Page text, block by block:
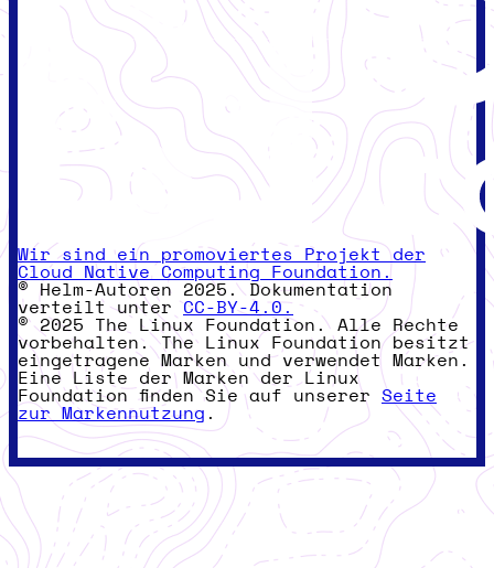
Wir sind ein promoviertes Projekt der
Cloud Native Computing Foundation.
© Helm-Autoren 2025. Dokumentation
verteilt unterCC-BY-4.0.
© 2025 The Linux Foundation. Alle Rechte
vorbehalten. The Linux Foundation besitzt
eingetragene Marken und verwendet Marken.
Eine Liste der Marken der Linux
Foundation finden Sie auf unserer Seite
zur Markennutzung .